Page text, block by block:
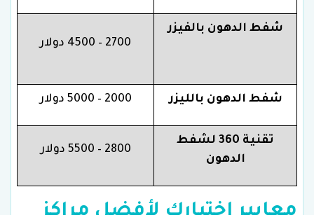
شفط الدهون بالفيزر
2700 – 4500 دولار
شفط الدهون بالليزر 2000 – 5000 دولار
تقنية 360 لشفط
الدهون
2800 – 5500 دولار